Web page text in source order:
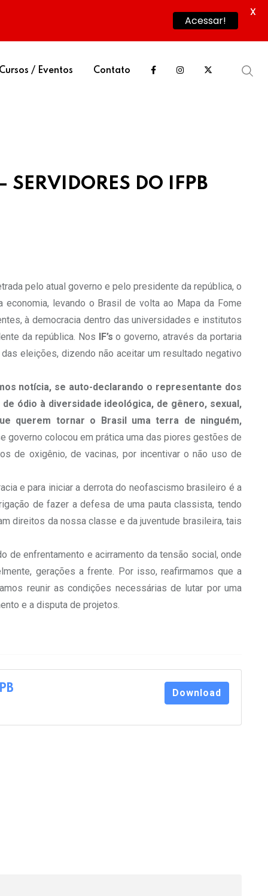
Cursos / Eventos Contato
DO IFPB
pelo atual governo e pelo presidente da república, o
levando o Brasil de volta ao Mapa da Fome
à democracia dentro das universidades e institutos
da república. Nos IF’s o governo, através da portaria
eleições, dizendo não aceitar um resultado negativo
notícia, se auto-declarando o representante dos
ódio à diversidade ideológica, de gênero, sexual,
querem tornar o Brasil uma terra de ninguém,
governo colocou em prática uma das piores gestões de
de oxigênio, de vacinas, por incentivar o não uso de
e para iniciar a derrota do neofascismo brasileiro é a
de fazer a defesa de uma pauta classista, tendo
direitos da nossa classe e da juventude brasileira, tais
de enfrentamento e acirramento da tensão social, onde
gerações a frente. Por isso, reafirmamos que a
reunir as condições necessárias de lutar por uma
e a disputa de projetos.
Download
Acessar!
X